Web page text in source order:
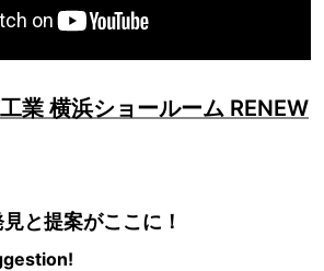
業 横浜ショールーム RENEW
と提案がここに！